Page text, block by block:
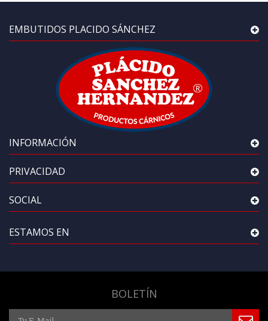
EMBUTIDOS PLACIDO SÁNCHEZ
INFORMACIÓN
PRIVACIDAD
SOCIAL
ESTAMOS EN
BOLETÍN